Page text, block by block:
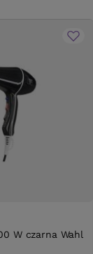
W czarna Wahl